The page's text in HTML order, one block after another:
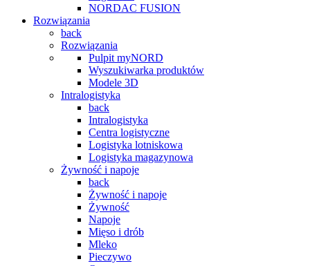
NORDAC FUSION
Rozwiązania
back
Rozwiązania
Pulpit myNORD
Wyszukiwarka produktów
Modele 3D
Intralogistyka
back
Intralogistyka
Centra logistyczne
Logistyka lotniskowa
Logistyka magazynowa
Żywność i napoje
back
Żywność i napoje
Żywność
Napoje
Mięso i drób
Mleko
Pieczywo